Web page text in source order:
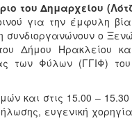
του Δημαρχείου
για την έμφυλη
ο
Δήμου Ηρακλείου
των Φύλων (ΓΓΙΦ)
και στις 15.00 –
ευγενική